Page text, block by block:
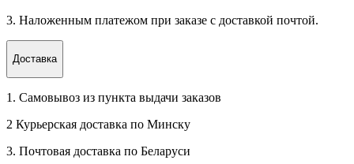
3. Наложенным платежом при заказе с доставкой почтой.
Доставка
1. Самовывоз из пункта выдачи заказов
2 Курьерская доставка по Минску
3. Почтовая доставка по Беларуси